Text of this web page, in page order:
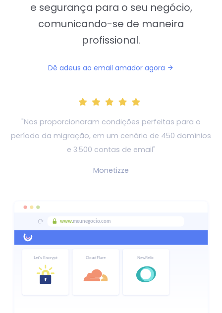
e segurança para o seu negócio,
comunicando-se de maneira
profissional.
Dê adeus ao email amador agora
"Nos proporcionaram condições perfeitas para o
período da migração, em um cenário de 450 domínios
e 3.500 contas de email"
Monetizze